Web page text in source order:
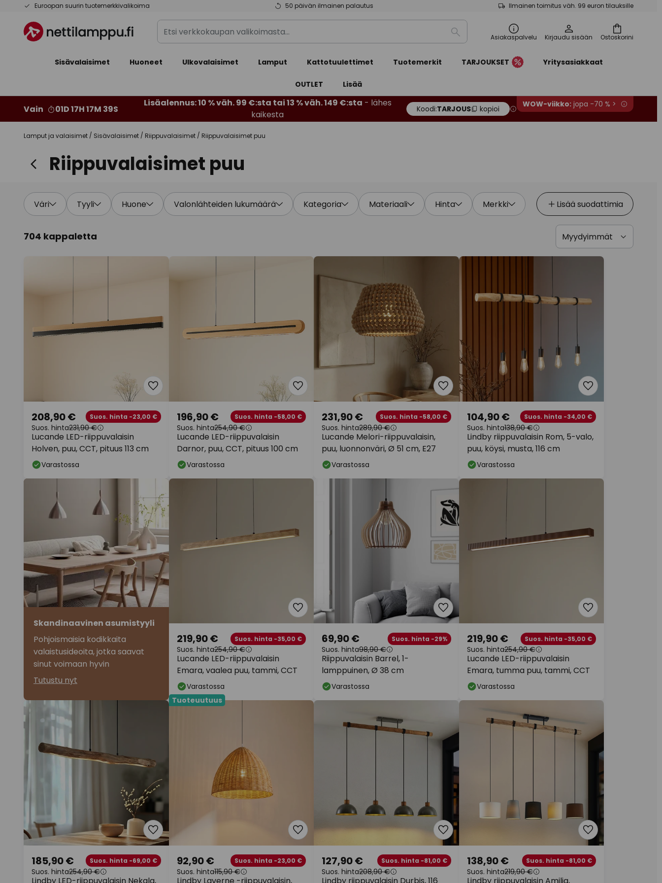
Euroopan suurin tuotemerkkivalikoima 50 päivän ilmainen palautus Ilmainen toimitus väh. 99 euron tilauksille
Skip
Content
Ostoskorini
Etsi
verkkokaupan
Etsi Asiakaspalvelu Kirjaudu sisään
Sisävalaisimet Huoneet Ulkovalaisimet Lamput Kattotuulettimet Tuotemerkit TARJOUKSET Yritysasiakkaat
OUTLET Lisää
Vain 01D 17H 17M 37S
Lisäalennus: 10 % väh. 99 €:sta tai 13 % väh. 149 €:sta
kaikesta
Koodi:TARJOUS kopioi WOW-viikko: jopa -70 % >
Lamput ja valaisimet Sisävalaisimet Riippuvalaisimet Riippuvalaisimet puu
Riippuvalaisimet puu
Väri Tyyli Huone Valonlähteiden lukumäärä Kategoria Materiaali Hinta Merkki Lisää suodattimia
704 kappaletta
Lucande LED-riippuvalaisin
Holven, puu, CCT, pituus 113 cm
208,90 € Suos. hinta -23,00 €
Suos. hinta231,90 €
Varastossa
Lucande LED-riippuvalaisin
Darnor, puu, CCT, pituus 100 cm
196,90 € Suos. hinta -58,00 €
Suos. hinta254,90 €
Varastossa
Lucande Melori-riippuvalaisin,
puu, luonnonväri, Ø 51 cm, E27
231,90 € Suos. hinta -58,00 €
Suos. hinta289,90 €
Varastossa
Lindby riippuvalaisin Rom, 5-valo,
puu, köysi, musta, 116 cm
104,90 € Suos. hinta -34,00 €
Suos. hinta138,90 €
Varastossa
Skandinaavinen asumistyyli
Pohjoismaisia kodikkaita
valaistusideoita, jotka saavat
sinut voimaan hyvin
Tutustu nyt
Lucande LED-riippuvalaisin
Emara, vaalea puu, tammi, CCT
219,90 € Suos. hinta -35,00 €
Suos. hinta254,90 €
Varastossa
Riippuvalaisin Barrel, 1-
lamppuinen, Ø 38 cm
69,90 € Suos. hinta -29%
Suos. hinta98,90 €
Varastossa
Lucande LED-riippuvalaisin
Emara, tumma puu, tammi, CCT
219,90 € Suos. hinta -35,00 €
Suos. hinta254,90 €
Varastossa
Lindby LED-riippuvalaisin Nekala,
185,90 € Suos. hinta -69,00 €
Suos. hinta254,90 €
Tuoteuutuus
Lindby Laverne -riippuvalaisin,
92,90 € Suos. hinta -23,00 €
Suos. hinta115,90 €
Lindby riippuvalaisin Durbis, 116
127,90 € Suos. hinta -81,00 €
Suos. hinta208,90 €
Lindby riippuvalaisin Amilia,
138,90 € Suos. hinta -81,00 €
Suos. hinta219,90 €